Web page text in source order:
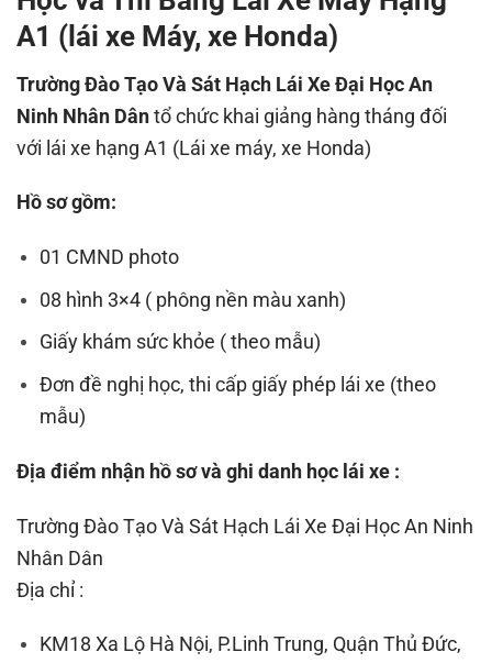
A1 (lái xe Máy, xe Honda)
Trường Đào Tạo Và Sát Hạch Lái Xe Đại Học An
Ninh Nhân Dântổ chức khai giảng hàng tháng đối
với lái xe hạng A1 (Lái xe máy, xe Honda)
Hồ sơ gồm:
01 CMND photo
08 hình 3×4 ( phông nền màu xanh)
Giấy khám sức khỏe ( theo mẫu)
Đơn đề nghị học, thi cấp giấy phép lái xe (theo
mẫu)
Địa điểm nhận hồ sơ và ghi danh học lái xe :
Trường Đào Tạo Và Sát Hạch Lái Xe Đại Học An Ninh
Nhân Dân
Địa chỉ :
KM18 Xa Lộ Hà Nội, P.Linh Trung, Quận Thủ Đức,